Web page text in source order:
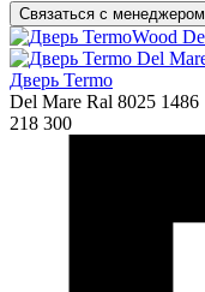
Связаться с менеджером
Дверь Termo
Del Mare Ral 8025 1486
218 300